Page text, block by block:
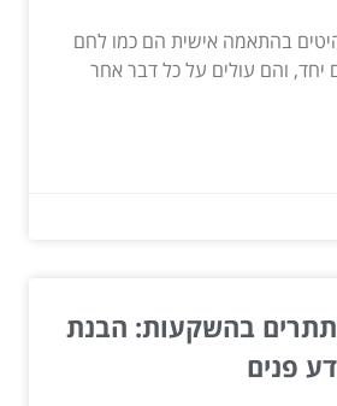
בהתאמה אישית הם כמו לחם
יחד, והם עולים על כל דבר אחר
בהשקעות: הבנת
פנים